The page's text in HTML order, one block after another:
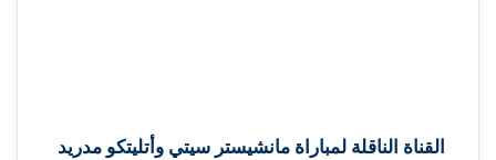
القناة الناقلة لمباراة مانشيستر سيتي وأتليتكو مدريد